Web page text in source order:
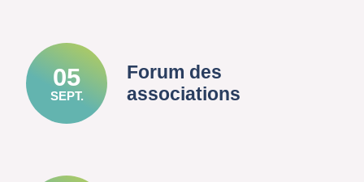
05
SEPT.
Forum des
associations